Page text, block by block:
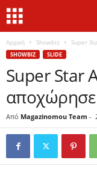
Αρχική Showbiz Super
SHOWBIZ SLIDE
Super Star
αποχώρησε
Από Magazinomou Team -